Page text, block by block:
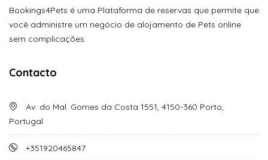
Bookings4Pets é uma Plataforma de reservas que permite que
você administre um negócio de alojamento de Pets online
sem complicações.
Contacto
Av. do Mal. Gomes da Costa 1551, 4150-360 Porto,
Portugal
+351920465847